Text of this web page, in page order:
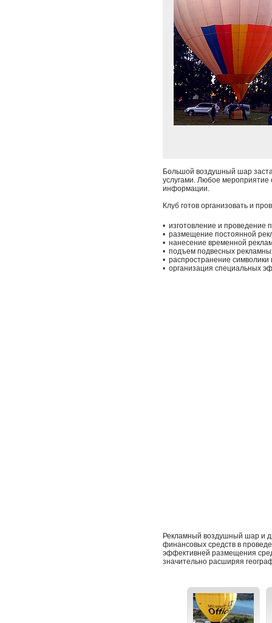
Большой воздушный шар
услугами. Любое
информации.
Клуб готов организовать и
• изготовление и проведение
• размещение постоянной
• нанесение временной
• подъем подвесных
• распространение
• организация специальных
Рекламный воздушный шар и
финансовых средств в
эффективней размещения
значительно расширяя